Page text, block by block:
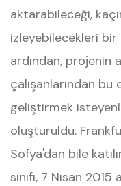
aktarabileceği,
izleyebilecekleri
ardından, projenin
çalışanlarından
geliştirmek
oluşturuldu.
Sofya'dan bile
sınıfı, 7 Nisan